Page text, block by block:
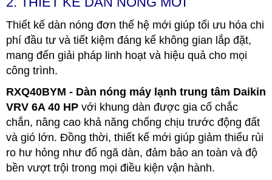
Thiết kế dàn nóng đơn thế hệ mới giúp tối ưu hóa chi
phí đầu tư và tiết kiệm đáng kể không gian lắp đặt,
mang đến giải pháp linh hoạt và hiệu quả cho mọi
công trình.
RXQ40BYM - Dàn nóng máy lạnh trung tâm Daikin
VRV 6A 40 HP với khung dàn được gia cố chắc
chắn, nâng cao khả năng chống chịu trước động đất
và gió lớn. Đồng thời, thiết kế mới giúp giảm thiểu rủi
ro hư hỏng như đổ ngã dàn, đảm bảo an toàn và độ
bền vượt trội trong mọi điều kiện vận hành.